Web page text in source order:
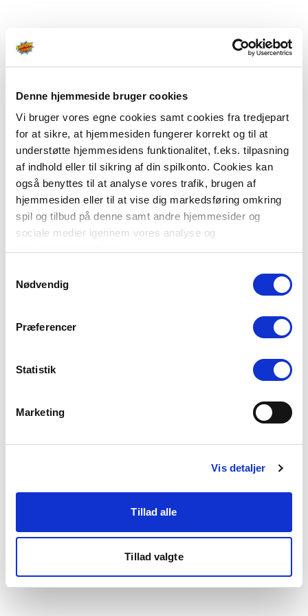
Denne hjemmeside bruger cookies
Vi bruger vores egne cookies samt cookies fra tredjepart
for at sikre, at hjemmesiden fungerer korrekt og til at
understøtte hjemmesidens funktionalitet, f.eks. tilpasning
af indhold eller til sikring af din spilkonto. Cookies kan
også benyttes til at analyse vores trafik, brugen af
hjemmesiden eller til at vise dig markedsføring omkring
spil og tilbud på denne samt andre hjemmesider og
sociale medier igennem vores analyse og
Du kan læse mere om vores brug af cookies under
"Detaljer" eller ved at klikke videre til vores Cookiepolitik,
Nødvendig
Præferencer
Statistik
Marketing
Vis detaljer
Tillad alle
Tillad valgte